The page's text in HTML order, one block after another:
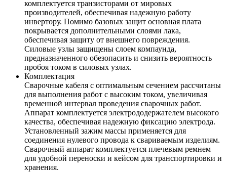
комплектуется транзисторами от мировых
производителей, обеспечивая надежную работу
инвертору. Помимо базовых защит основная плата
покрывается дополнительными слоями лака,
обеспечивая защиту от внешнего повреждения.
Силовые узлы защищены слоем компаунда,
предназначенного обезопасить и снизить вероятность
пробоя током в силовых узлах.
Комплектация
Сварочные кабеля с оптимальным сечением рассчитаны
для выполнения работ с высоким током, увеличивая
временной интервал проведения сварочных работ.
Аппарат комплектуется электрододержателем высокого
качества, обеспечивая надежную фиксацию электрода.
Установленный зажим массы применяется для
соединения нулевого провода к свариваемым изделиям.
Сварочный аппарат комплектуется плечевым ремнем
для удобной переноски и кейсом для транспортировки и
хранения.